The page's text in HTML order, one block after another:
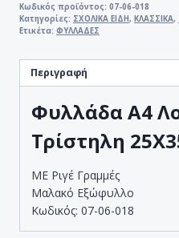
Κωδικός προϊόντος: 07-06-018
Κατηγορίες: ΣΧΟΛΙΚΑ ΕΙΔΗ, ΚΛΑΣΣΙΚΑ,
Ετικέτα: ΦΥΛΛΑΔΕΣ
Περιγραφή
Φυλλάδα Α4
Τρίστηλη
ΜΕ Ριγέ Γραμμές
Μαλακό Εξώφυλλο
Κωδικός: 07-06-018